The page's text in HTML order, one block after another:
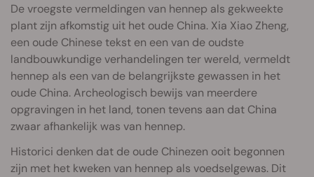
De vroegste vermeldingen van hennep als gekweekte
plant zijn afkomstig uit het oude China. Xia Xiao Zheng,
een oude Chinese tekst en een van de oudste
landbouwkundige verhandelingen ter wereld, vermeldt
hennep als een van de belangrijkste gewassen in het
oude China. Archeologisch bewijs van meerdere
opgravingen in het land, tonen tevens aan dat China
zwaar afhankelijk was van hennep.
Historici denken dat de oude Chinezen ooit begonnen
zijn met het kweken van hennep als voedselgewas. Dit